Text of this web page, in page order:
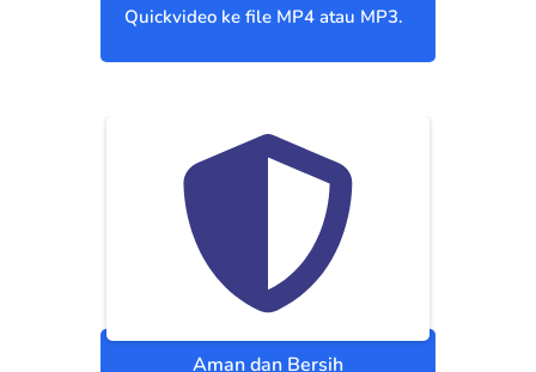
Quickvideo ke file MP4 atau MP3.
Aman dan Bersih